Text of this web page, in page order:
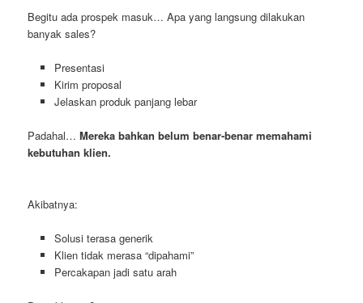
Begitu ada prospek masuk… Apa yang langsung dilakukan
banyak sales?
Presentasi
Kirim proposal
Jelaskan produk panjang lebar
Padahal…Mereka bahkan belum benar-benar memahami
kebutuhan klien.
Akibatnya:
Solusi terasa generik
Klien tidak merasa “dipahami”
Percakapan jadi satu arah